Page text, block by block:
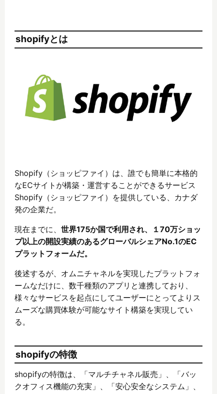
shopifyとは
Shopify（ショッピファイ）は、誰でも簡単に本格的
なECサイトが構築・運営することができるサービス
Shopify（ショッピファイ）を提供している、カナダ
発の企業だ。
現在までに、 世界175か国で利用され、１70万ショッ
プ以上の開設実績のあるグローバルシェアNo.1のEC
プラットフォームだ。
後述するが、オムニチャネルを実現したプラットフォ
ームなだけに、数千種類のアプリと連携しており、
様々なサービスを起点にしてユーザーにとってよりス
ムーズな購買体験が可能なサイト構築を実現してい
る。
shopifyの特徴
shopifyの特徴は、「マルチチャネル販売」、「バッ
クオフィス機能の充実」、「安心安全なシステム」、